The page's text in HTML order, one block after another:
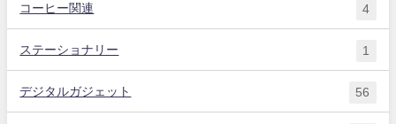
コーヒー関連 4
ステーショナリー 1
デジタルガジェット 56